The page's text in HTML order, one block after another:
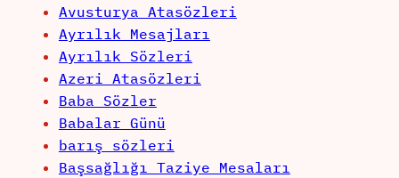
Avusturya Atasözleri
Ayrılık Mesajları
Ayrılık Sözleri
Azeri Atasözleri
Baba Sözler
Babalar Günü
barış sözleri
Başsağlığı Taziye Mesaları